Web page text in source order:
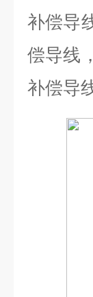
补偿导
偿导线
补偿导